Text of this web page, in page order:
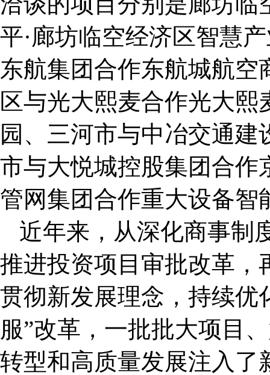
平·廊坊临空经济区智慧
东航集团合作东航城航
区与光大熙麦合作光大
园、三河市与中冶交通
市与大悦城控股集团合作
管网集团合作重大设备智
近年来，从深化商事制
推进投资项目审批改革
贯彻新发展理念，持续优
服”改革，一批批大项目
转型和高质量发展注入了